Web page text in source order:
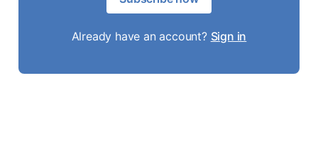
Already have an account? Sign in